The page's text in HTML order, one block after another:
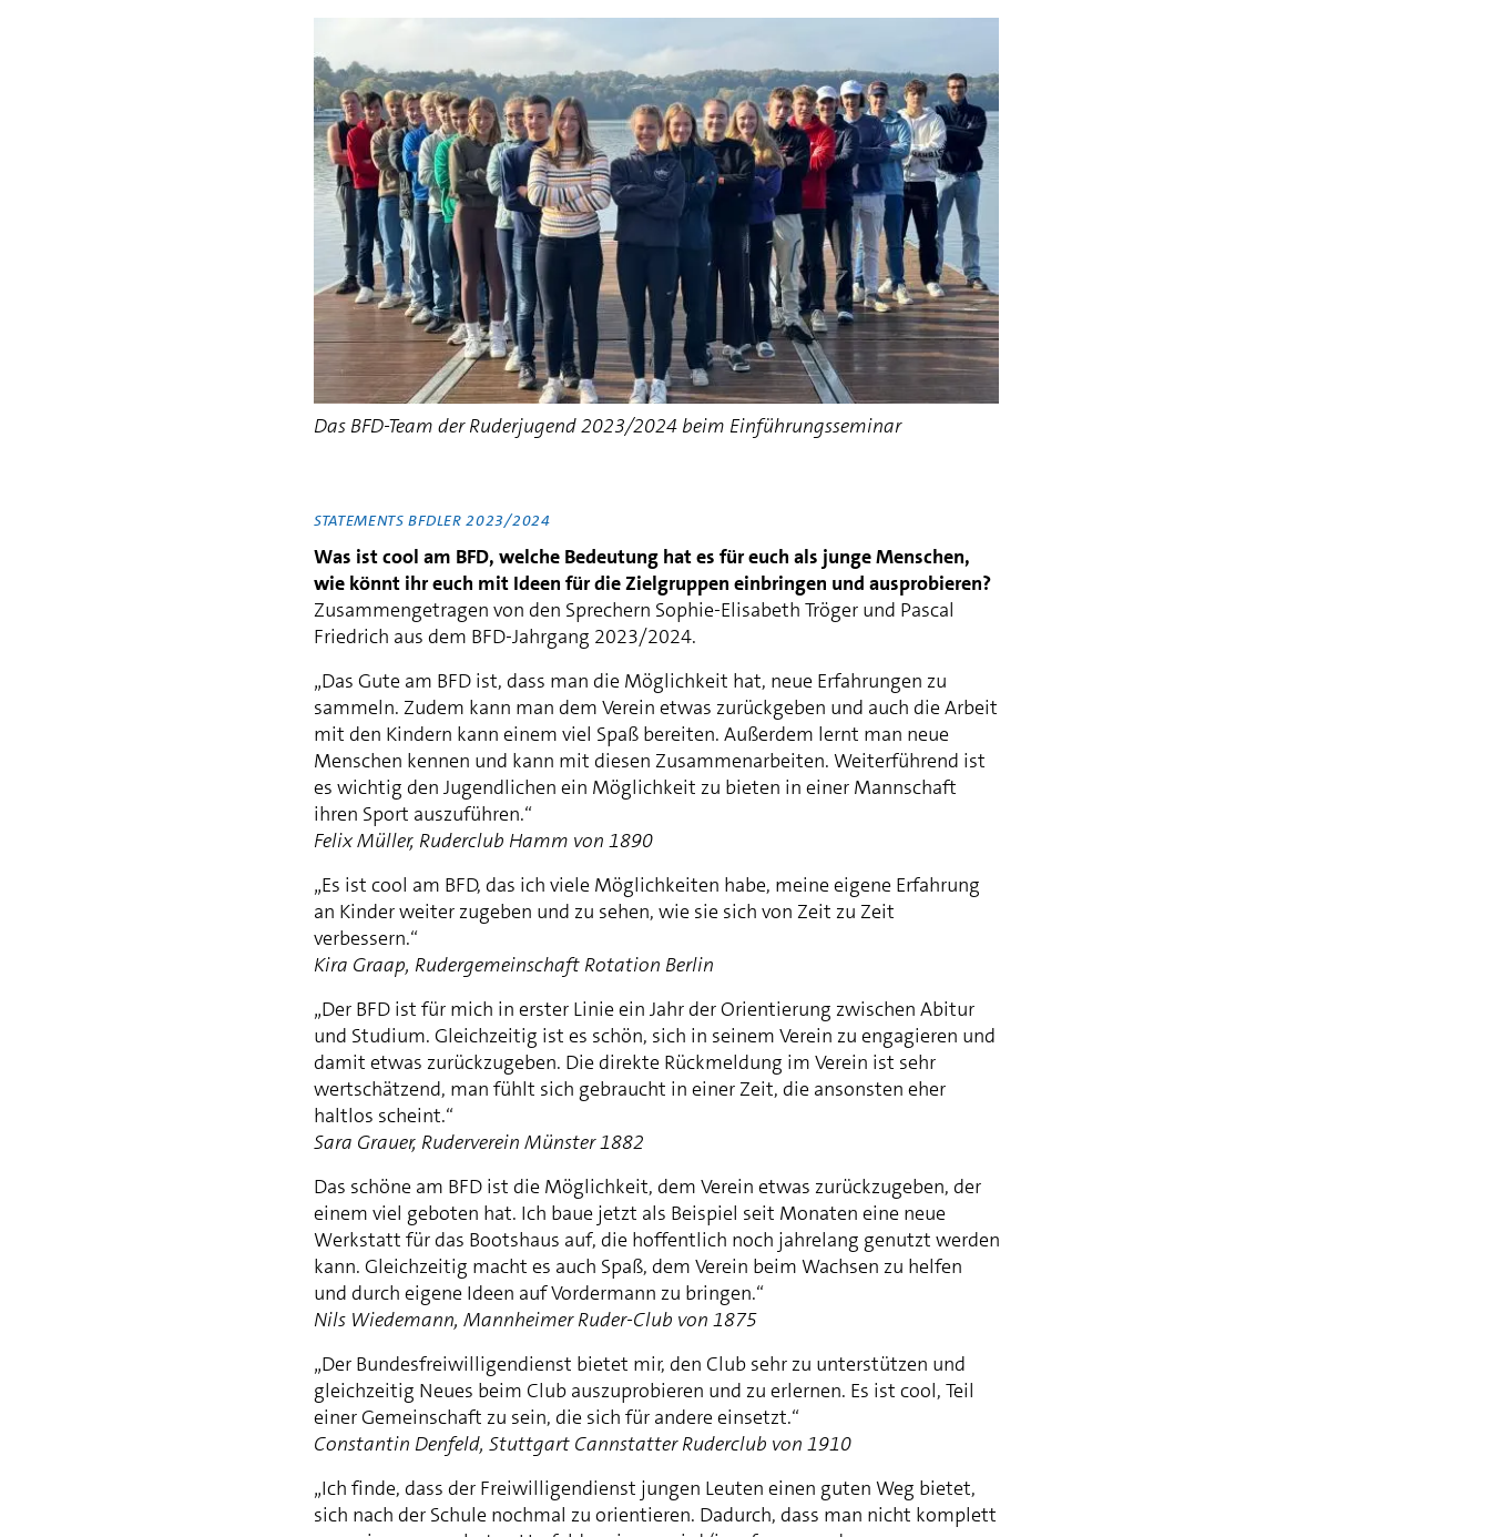
Das BFD-Team der Ruderjugend 2023/2024 beim Einführungsseminar
STATEMENTS BFDLER 2023/2024
Was ist cool am BFD, welche Bedeutung hat es für euch als junge Menschen,
wie könnt ihr euch mit Ideen für die Zielgruppen einbringen und ausprobieren?
Zusammengetragen von den Sprechern Sophie-Elisabeth Tröger und Pascal
Friedrich aus dem BFD-Jahrgang 2023/2024.
„Das Gute am BFD ist, dass man die Möglichkeit hat, neue Erfahrungen zu
sammeln. Zudem kann man dem Verein etwas zurückgeben und auch die Arbeit
mit den Kindern kann einem viel Spaß bereiten. Außerdem lernt man neue
Menschen kennen und kann mit diesen Zusammenarbeiten. Weiterführend ist
es wichtig den Jugendlichen ein Möglichkeit zu bieten in einer Mannschaft
ihren Sport auszuführen.“
Felix Müller, Ruderclub Hamm von 1890
„Es ist cool am BFD, das ich viele Möglichkeiten habe, meine eigene Erfahrung
an Kinder weiter zugeben und zu sehen, wie sie sich von Zeit zu Zeit
verbessern.“
Kira Graap, Rudergemeinschaft Rotation Berlin
„Der BFD ist für mich in erster Linie ein Jahr der Orientierung zwischen Abitur
und Studium. Gleichzeitig ist es schön, sich in seinem Verein zu engagieren und
damit etwas zurückzugeben. Die direkte Rückmeldung im Verein ist sehr
wertschätzend, man fühlt sich gebraucht in einer Zeit, die ansonsten eher
haltlos scheint.“
Sara Grauer, Ruderverein Münster 1882
Das schöne am BFD ist die Möglichkeit, dem Verein etwas zurückzugeben, der
einem viel geboten hat. Ich baue jetzt als Beispiel seit Monaten eine neue
Werkstatt für das Bootshaus auf, die hoffentlich noch jahrelang genutzt werden
kann. Gleichzeitig macht es auch Spaß, dem Verein beim Wachsen zu helfen
und durch eigene Ideen auf Vordermann zu bringen.“
Nils Wiedemann, Mannheimer Ruder-Club von 1875
„Der Bundesfreiwilligendienst bietet mir, den Club sehr zu unterstützen und
gleichzeitig Neues beim Club auszuprobieren und zu erlernen. Es ist cool, Teil
einer Gemeinschaft zu sein, die sich für andere einsetzt.“
Constantin Denfeld, Stuttgart Cannstatter Ruderclub von 1910
„Ich finde, dass der Freiwilligendienst jungen Leuten einen guten Weg bietet,
sich nach der Schule nochmal zu orientieren. Dadurch, dass man nicht komplett